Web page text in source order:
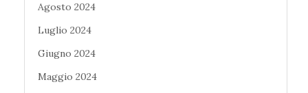
Agosto 2024
Luglio 2024
Giugno 2024
Maggio 2024